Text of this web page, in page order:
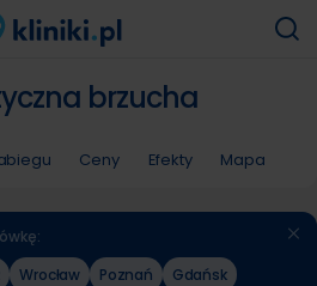
brzucha
Ceny Efekty Mapa
Wrocław Poznań
Gdańsk